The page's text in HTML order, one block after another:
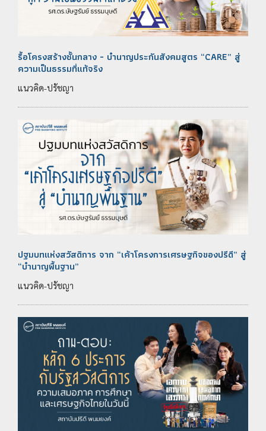
รื้อโครงสร้างชั้นกลาง - บำนาญประกันสังคมสูตร “CARE” สู่
ความเป็นธรรมที่แท้จริง
แนวคิด-ปรัชญา
ปฐมบทแห่งสวัสดิการ จาก “เค้าโครงการเศรษฐกิจของปรีดี” สู่
“บำนาญพื้นฐาน”
แนวคิด-ปรัชญา